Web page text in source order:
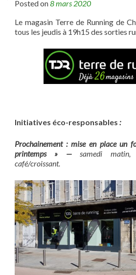
Posted on8 mars 2020
Le magasin Terre de Running de
tous les jeudis à 19h15 des sorties
Initiatives éco-responsables :
Prochainement : mise en place un
printemps » —samedi matin,
café/croissant.